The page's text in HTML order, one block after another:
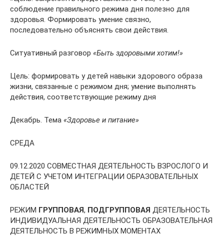
соблюдение правильного режима дня полезно для
здоровья. Формировать умение связно,
последовательно объяснять свои действия.
Ситуативный разговор «Быть здоровыми хотим!»
Цель: формировать у детей навыки здорового образа
жизни, связанные с режимом дня; умение выполнять
действия, соответствующие режиму дня
Декабрь. Тема «Здоровье и питание»
СРЕДА
09.12.2020 СОВМЕСТНАЯ ДЕЯТЕЛЬНОСТЬ ВЗРОСЛОГО И
ДЕТЕЙ С УЧЕТОМ ИНТЕГРАЦИИ ОБРАЗОВАТЕЛЬНЫХ
ОБЛАСТЕЙ
РЕЖИМ ГРУППОВАЯ, ПОДГРУППОВАЯ ДЕЯТЕЛЬНОСТЬ
ИНДИВИДУАЛЬНАЯ ДЕЯТЕЛЬНОСТЬ ОБРАЗОВАТЕЛЬНАЯ
ДЕЯТЕЛЬНОСТЬ В РЕЖИМНЫХ МОМЕНТАХ